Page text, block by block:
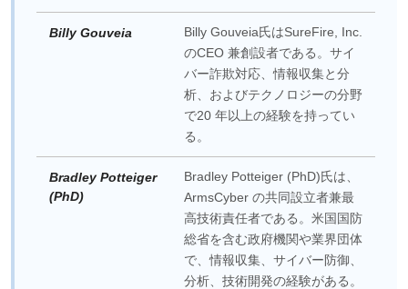
Billy Gouveia
Billy Gouveia氏はSureFire, Inc.
のCEO 兼創設者である。サイ
バー詐欺対応、情報収集と分
析、およびテクノロジーの分野
で20 年以上の経験を持ってい
る。
Bradley Potteiger
(PhD)
Bradley Potteiger (PhD)氏は、
ArmsCyber の共同設立者兼最
高技術責任者である。米国国防
総省を含む政府機関や業界団体
で、情報収集、サイバー防御、
分析、技術開発の経験がある。